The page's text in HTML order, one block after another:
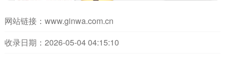
网站链接： www.ginwa.com.cn
收录日期：2026-05-04 04:15:10